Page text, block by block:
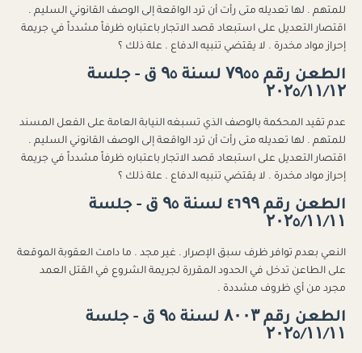
للمتهم . لها تعديله متى رأت أن ترد الواقعة إلى الوصف القانوني السليم .
اقتصار التعديل على استبعاد قصد الاتجار باعتباره ظرفاً مشدداً في جريمة
إحراز مواد مخدرة . لا يقتضي تنبيه الدفاع . علة ذلك ؟
الطعن رقم ۷۹٥٥ لسنة ۹٥ ق - جلسة
۲۰۲٥/۱۱/۱۲
عدم تقيد المحكمة بالوصف الذي تسبغه النيابة العامة على الفعل المسند
للمتهم . لها تعديله متى رأت أن ترد الواقعة إلى الوصف القانوني السليم .
اقتصار التعديل على استبعاد قصد الاتجار باعتباره ظرفاً مشدداً في جريمة
إحراز مواد مخدرة . لا يقتضي تنبيه الدفاع . علة ذلك ؟
الطعن رقم ٤٦۹۹ لسنة ۹٥ ق - جلسة
۲۰۲٥/۱۱/۱۱
النعي بعدم توافر ظرف سبق الإصرار . غير مجد . ما دامت العقوبة الموقعة
على الطاعن تدخل في الحدود المقررة لجريمة الشروع في القتل العمد
مجرد من أي ظروف مشددة .
الطعن رقم ۸۰۰۳ لسنة ۹٥ ق - جلسة
۲۰۲٥/۱۱/۱۱